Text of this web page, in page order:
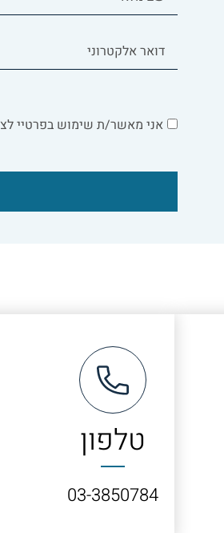
אני מאשר/ת שימוש בפרטיי
טלפון
03-3850784​